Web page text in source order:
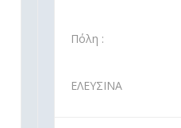
Πόλη :
ΕΛΕΥΣΙΝΑ